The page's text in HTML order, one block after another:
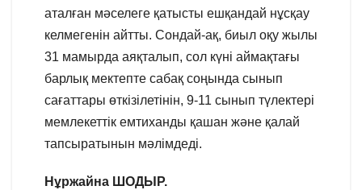
аталған мәселеге қатысты ешқандай нұсқау
келмегенін айтты. Сондай-ақ, биыл оқу жылы
31 мамырда аяқталып, сол күні аймақтағы
барлық мектепте сабақ соңында сынып
сағаттары өткізілетінін, 9-11 сынып түлектері
мемлекеттік емтиханды қашан және қалай
тапсыратынын мәлімдеді.
Нұржайна ШОДЫР.